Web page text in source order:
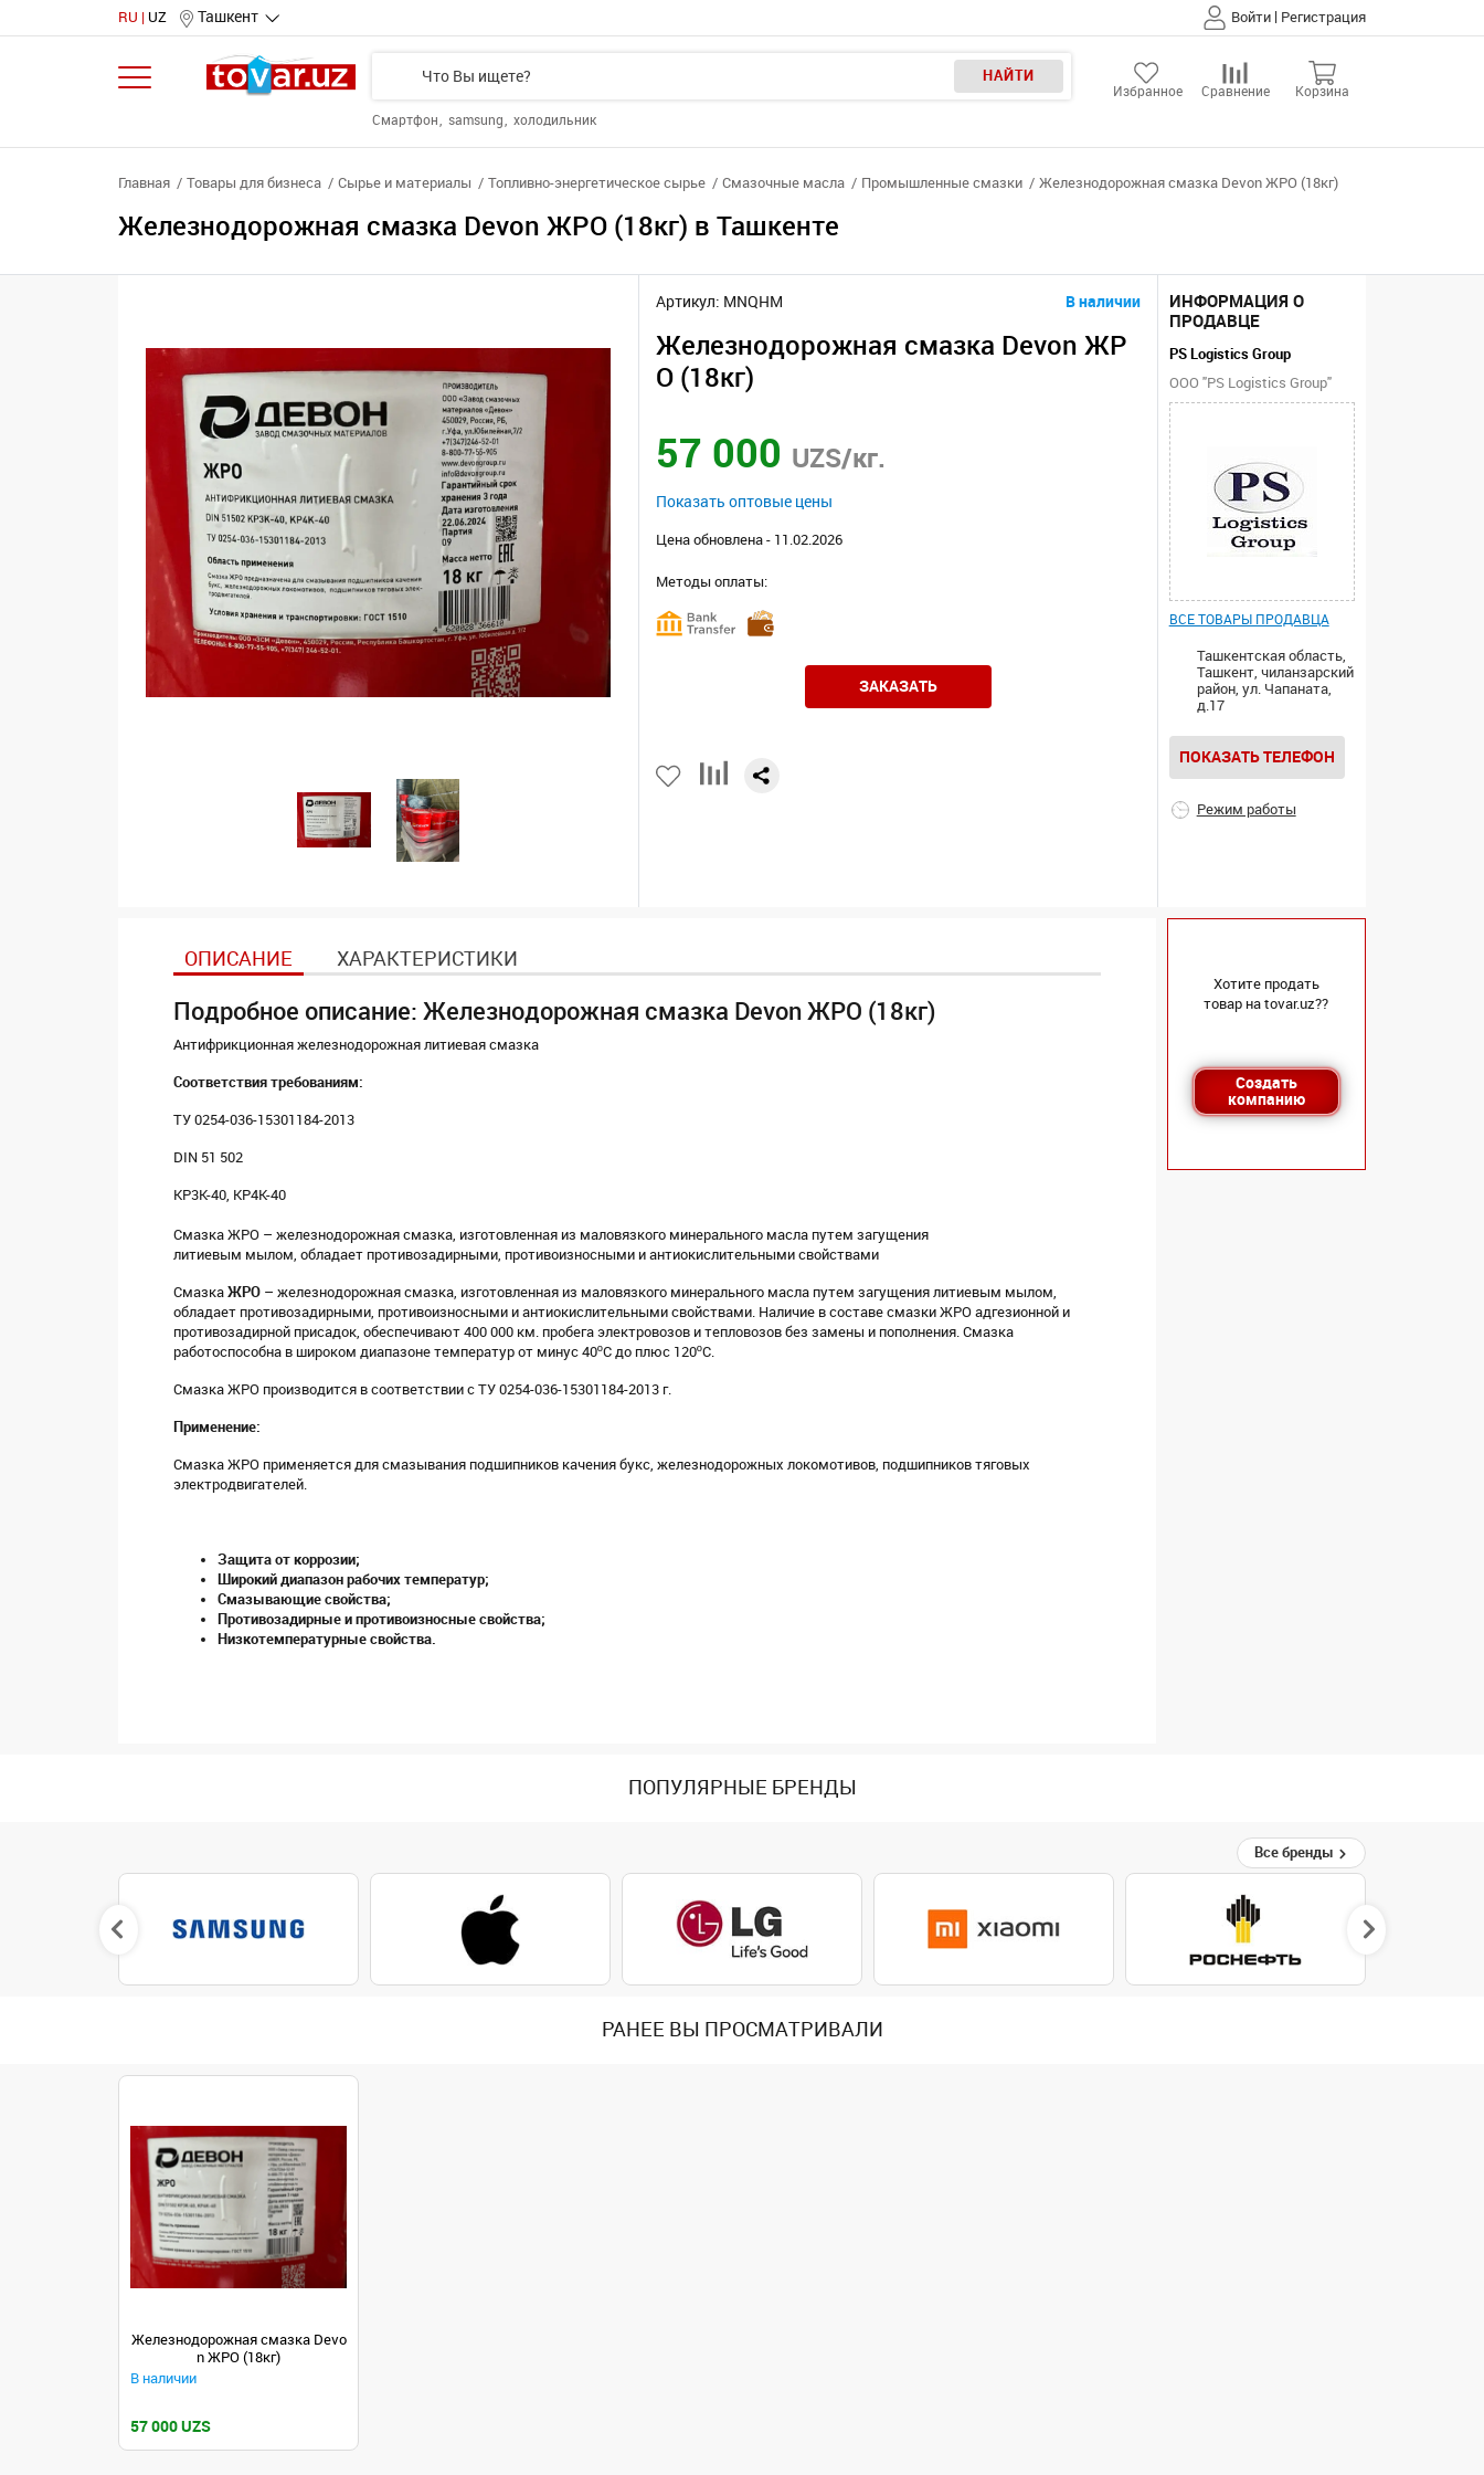
RU UZ Ташкент Войти | Регистрация
НАЙТИ
Смартфон samsung холодильник
Избранное Сравнение Корзина
Главная Товары для бизнеса Сырье и материалы Топливно-энергетическое сырье Смазочные масла Промышленные смазки Железнодорожная смазка Devon ЖРО (18кг)
Железнодорожная смазка Devon ЖРО (18кг) в Ташкенте
Артикул: MNQHM В наличии
Железнодорожная смазка Devon ЖР
О (18кг)
57 000 UZS/кг.
Показать оптовые цены
Цена обновлена - 11.02.2026
Методы оплаты:
ЗАКАЗАТЬ
ИНФОРМАЦИЯ О
ПРОДАВЦЕ
PS Logistics Group
ООО "PS Logistics Group"
ВСЕ ТОВАРЫ ПРОДАВЦА
Ташкентская область,
Ташкент, чиланзарский
район, ул. Чапаната,
д.17
ПОКАЗАТЬ ТЕЛЕФОН
Режим работы
ОПИСАНИЕ ХАРАКТЕРИСТИКИ
Подробное описание: Железнодорожная смазка Devon ЖРО (18кг)
Антифрикционная железнодорожная литиевая смазка
Соответствия требованиям:
ТУ 0254-036-15301184-2013
DIN 51 502
KP3K-40, KP4K-40
Смазка ЖРО – железнодорожная смазка, изготовленная из маловязкого минерального масла путем загущения
литиевым мылом, обладает противозадирными, противоизносными и антиокислительными свойствами
Смазка ЖРО – железнодорожная смазка, изготовленная из маловязкого минерального масла путем загущения литиевым мылом,
обладает противозадирными, противоизносными и антиокислительными свойствами. Наличие в составе смазки ЖРО адгезионной и
противозадирной присадок, обеспечивают 400 000 км. пробега электровозов и тепловозов без замены и пополнения. Смазка
работоспособна в широком диапазоне температур от минус 40ºС до плюс 120ºС.
Смазка ЖРО производится в соответствии с ТУ 0254-036-15301184-2013 г.
Применение:
Смазка ЖРО применяется для смазывания подшипников качения букс, железнодорожных локомотивов, подшипников тяговых
электродвигателей.
Защита от коррозии;
Широкий диапазон рабочих температур;
Смазывающие свойства;
Противозадирные и противоизносные свойства;
Низкотемпературные свойства.
Хотите продать
товар на tovar.uz??
Создать
компанию
ПОПУЛЯРНЫЕ БРЕНДЫ
Все бренды
РАНЕЕ ВЫ ПРОСМАТРИВАЛИ
Железнодорожная смазка Devo
n ЖРО (18кг)
В наличии
57 000 UZS